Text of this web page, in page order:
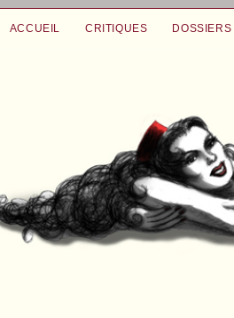
ACCUEIL CRITIQUES DOSSIERS